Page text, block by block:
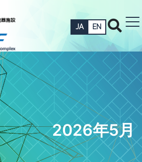
JA EN
2026年5月